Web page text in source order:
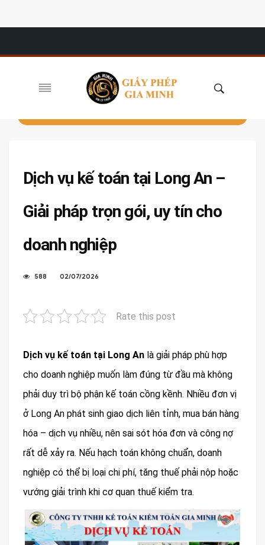
Dịch vụ kế toán tại Long An –
Giải pháp trọn gói, uy tín cho
doanh nghiệp
588 02/07/2026
Rate this post
Dịch vụ kế toán tại Long An là giải pháp phù hợp
cho doanh nghiệp muốn làm đúng từ đầu mà không
phải duy trì bộ phận kế toán cồng kềnh. Nhiều đơn vị
ở Long An phát sinh giao dịch liên tỉnh, mua bán hàng
hóa – dịch vụ nhiều, nên sai sót hóa đơn và công nợ
rất dễ xảy ra. Nếu hạch toán không chuẩn, doanh
nghiệp có thể bị loại chi phí, tăng thuế phải nộp hoặc
vướng giải trình khi cơ quan thuế kiểm tra.